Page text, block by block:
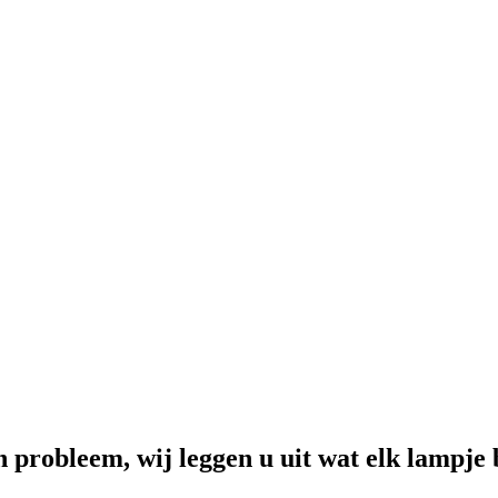
probleem, wij leggen u uit wat elk lampje